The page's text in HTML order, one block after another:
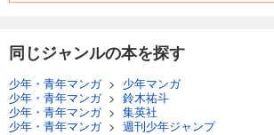
同じジャンルの本を探す
少年・青年マンガ> 少年マンガ
少年・青年マンガ> 鈴木祐斗
少年・青年マンガ> 集英社
少年・青年マンガ> 週刊少年ジャンプ